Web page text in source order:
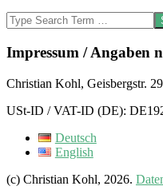
Search
Impressum / Angaben
Christian Kohl, Geisbergstr.
USt-ID / VAT-ID (DE):
Deutsch
English
(c) Christian Kohl, 2026.